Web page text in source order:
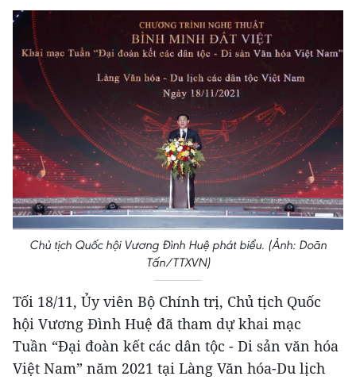
Chủ tịch Quốc hội Vương Đình Huệ phát biểu. (Ảnh: Doãn
Tấn/TTXVN)
Tối 18/11, Ủy viên Bộ Chính trị, Chủ tịch Quốc
hội Vương Đình Huệ đã tham dự khai mạc
Tuần “Đại đoàn kết các dân tộc - Di sản văn hóa
Việt Nam” năm 2021 tại Làng Văn hóa-Du lịch